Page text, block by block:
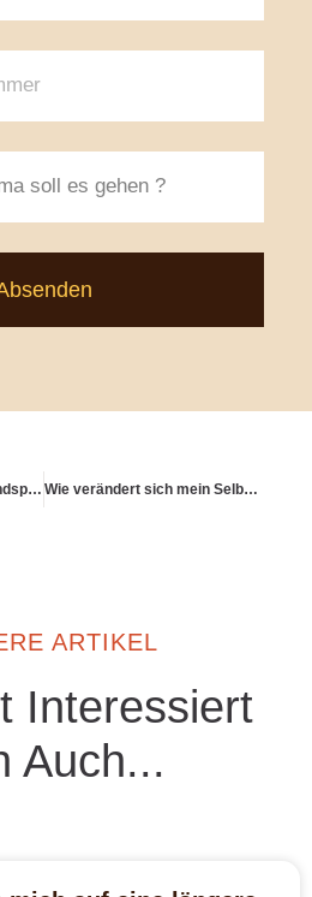
Wie funktioniert Ruhestandsplanung als Unternehmerfamilie? Wie verändert sich mein Selbstbild mit zunehmendem Alter?
ARTIKEL
Interessiert
Auch...